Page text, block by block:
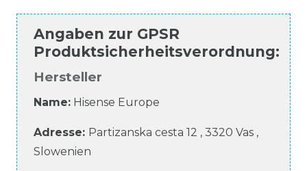
Angaben zur GPSR
Produktsicherheitsverordnung:
Hersteller
Name: Hisense Europe
Adresse: Partizanska cesta 12 , 3320 Vas ,
Slowenien